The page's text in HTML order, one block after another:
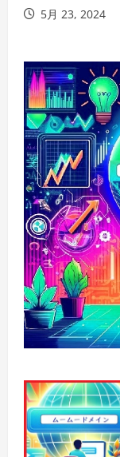
5月 23, 2024